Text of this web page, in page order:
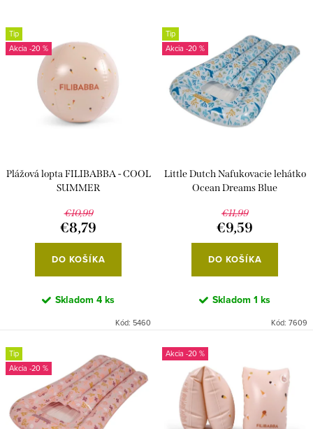
s
p
k
n
i
d
Abecedne
Tip
-20 %
Plážová lopta FILIBABBA - COOL
SUMMER
€10,99
€8,79
DO KOŠÍKA
Skladom 4 ks
Kód: 5460
Tip
-20 %
Little Dutch Nafukovacie lehátko
Ocean Dreams Blue
€11,99
€9,59
DO KOŠÍKA
Skladom 1 ks
Kód: 7609
Tip
-20 %
-20 %